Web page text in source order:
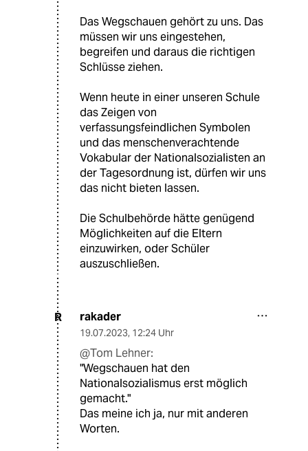
Das Wegschauen gehört zu uns. Das
müssen wir uns eingestehen,
begreifen und daraus die richtigen
Schlüsse ziehen.
Wenn heute in einer unseren Schule
das Zeigen von
verfassungsfeindlichen Symbolen
und das menschenverachtende
Vokabular der Nationalsozialisten an
der Tagesordnung ist, dürfen wir uns
das nicht bieten lassen.
Die Schulbehörde hätte genügend
Möglichkeiten auf die Eltern
einzuwirken, oder Schüler
auszuschließen.
R rakader
19.07.2023, 12:24 Uhr
@Tom Lehner:
"Wegschauen hat den
Nationalsozialismus erst möglich
gemacht."
Das meine ich ja, nur mit anderen
Worten.